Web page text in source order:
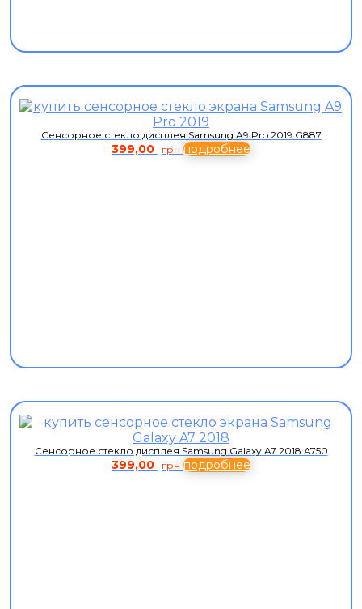
Сенсорное стекло дисплея Samsung A9 Pro 2019 G887
399,00 грн подробнее
Сенсорное стекло дисплея Samsung Galaxy A7 2018 A750
399,00 грн подробнее